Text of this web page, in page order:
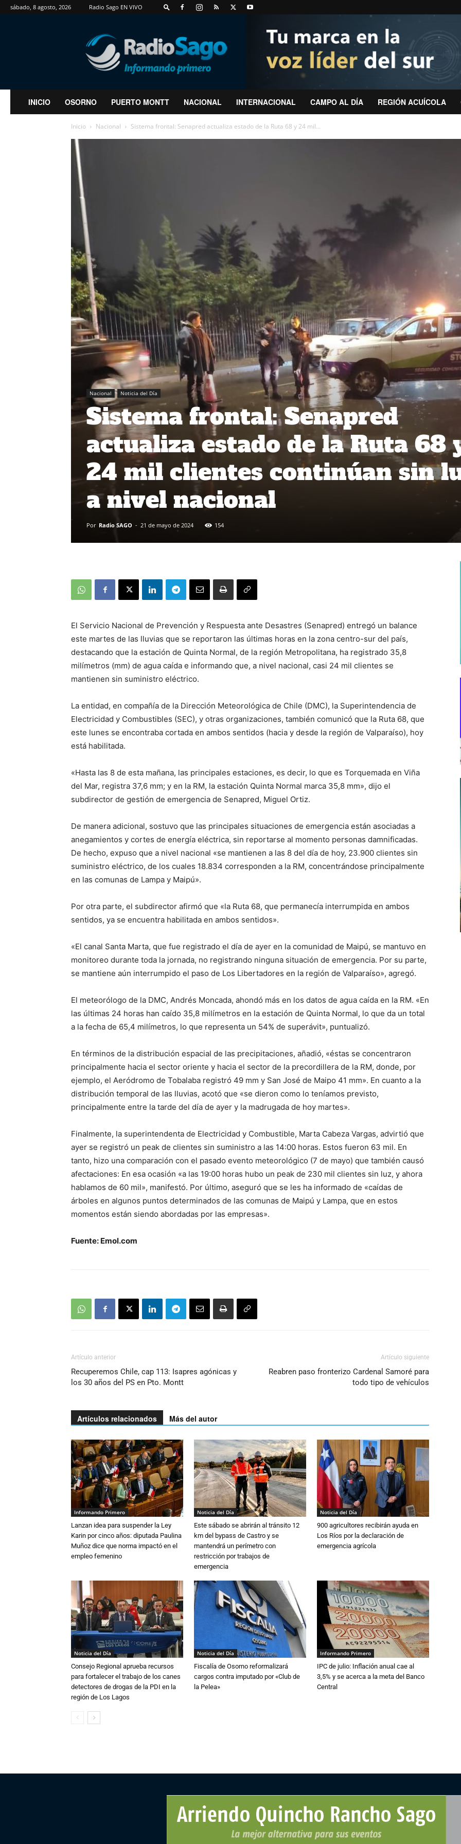
sábado, 8 agosto, 2026 Radio Sago EN VIVO
RadioSago
INICIO OSORNO PUERTO MONTT NACIONAL INTERNACIONAL CAMPO AL DÍA REGIÓN ACUÍCOLA
Inicio Nacional Sistema frontal: Senapred actualiza estado de la Ruta 68 y 24 mil...
Nacional Noticia del Día
Sistema frontal: Senapred
actualiza estado de la Ruta 68
24 mil clientes continúan sin
a nivel nacional
Por Radio SAGO - 21 de mayo de 2024 154
El Servicio Nacional de Prevención y Respuesta ante Desastres (Senapred) entregó un balance
este martes de las lluvias que se reportaron las últimas horas en la zona centro-sur del país,
destacando que la estación de Quinta Normal, de la región Metropolitana, ha registrado 35,8
milímetros (mm) de agua caída e informando que, a nivel nacional, casi 24 mil clientes se
mantienen sin suministro eléctrico.
La entidad, en compañía de la Dirección Meteorológica de Chile (DMC), la Superintendencia de
Electricidad y Combustibles (SEC), y otras organizaciones, también comunicó que la Ruta 68, que
este lunes se encontraba cortada en ambos sentidos (hacia y desde la región de Valparaíso), hoy
está habilitada.
«Hasta las 8 de esta mañana, las principales estaciones, es decir, lo que es Torquemada en Viña
del Mar, registra 37,6 mm; y en la RM, la estación Quinta Normal marca 35,8 mm», dijo el
subdirector de gestión de emergencia de Senapred, Miguel Ortiz.
De manera adicional, sostuvo que las principales situaciones de emergencia están asociadas a
anegamientos y cortes de energía eléctrica, sin reportarse al momento personas damnificadas.
De hecho, expuso que a nivel nacional «se mantienen a las 8 del día de hoy, 23.900 clientes sin
suministro eléctrico, de los cuales 18.834 corresponden a la RM, concentrándose principalmente
en las comunas de Lampa y Maipú».
Por otra parte, el subdirector afirmó que «la Ruta 68, que permanecía interrumpida en ambos
sentidos, ya se encuentra habilitada en ambos sentidos».
«El canal Santa Marta, que fue registrado el día de ayer en la comunidad de Maipú, se mantuvo en
monitoreo durante toda la jornada, no registrando ninguna situación de emergencia. Por su parte,
se mantiene aún interrumpido el paso de Los Libertadores en la región de Valparaíso», agregó.
El meteorólogo de la DMC, Andrés Moncada, ahondó más en los datos de agua caída en la RM. «En
las últimas 24 horas han caído 35,8 milímetros en la estación de Quinta Normal, lo que da un total
a la fecha de 65,4 milímetros, lo que representa un 54% de superávit», puntualizó.
En términos de la distribución espacial de las precipitaciones, añadió, «éstas se concentraron
principalmente hacia el sector oriente y hacia el sector de la precordillera de la RM, donde, por
ejemplo, el Aeródromo de Tobalaba registró 49 mm y San José de Maipo 41 mm». En cuanto a la
distribución temporal de las lluvias, acotó que «se dieron como lo teníamos previsto,
principalmente entre la tarde del día de ayer y la madrugada de hoy martes».
Finalmente, la superintendenta de Electricidad y Combustible, Marta Cabeza Vargas, advirtió que
ayer se registró un peak de clientes sin suministro a las 14:00 horas. Estos fueron 63 mil. En
tanto, hizo una comparación con el pasado evento meteorológico (7 de mayo) que también causó
afectaciones: En esa ocasión «a las 19:00 horas hubo un peak de 230 mil clientes sin luz, y ahora
hablamos de 60 mil», manifestó. Por último, aseguró que se les ha informado de «caídas de
árboles en algunos puntos determinados de las comunas de Maipú y Lampa, que en estos
momentos están siendo abordadas por las empresas».
Fuente: Emol.com
Artículo anterior
Recuperemos Chile, cap 113: Isapres agónicas y
los 30 años del PS en Pto. Montt
Artículo siguiente
Reabren paso fronterizo Cardenal Samoré para
todo tipo de vehículos
Artículos relacionados Más del autor
Informando Primero
Lanzan idea para suspender la Ley
Karin por cinco años: diputada Paulina
Muñoz dice que norma impactó en el
empleo femenino
Noticia del Día
Este sábado se abrirán al tránsito 12
km del bypass de Castro y se
mantendrá un perímetro con
restricción por trabajos de
emergencia
Noticia del Día
900 agricultores recibirán ayuda en
Los Ríos por la declaración de
emergencia agrícola
Noticia del Día
Consejo Regional aprueba recursos
para fortalecer el trabajo de los canes
detectores de drogas de la PDI en la
región de Los Lagos
Noticia del Día
Fiscalía de Osorno reformalizará
cargos contra imputado por «Club de
la Pelea»
Informando Primero
IPC de julio: Inflación anual cae al
3,5% y se acerca a la meta del Banco
Central